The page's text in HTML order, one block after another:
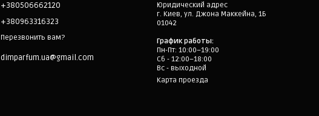
+380506662120
+380963316323
Перезвонить вам?
dimparfum.ua@gmail.com
Юридический адрес
г. Киев, ул. Джона Маккейна, 1Б
01042
График работы:
Пн-Пт: 10:00–19:00
Сб - 12:00–18:00
Вс - выходной
Карта проезда